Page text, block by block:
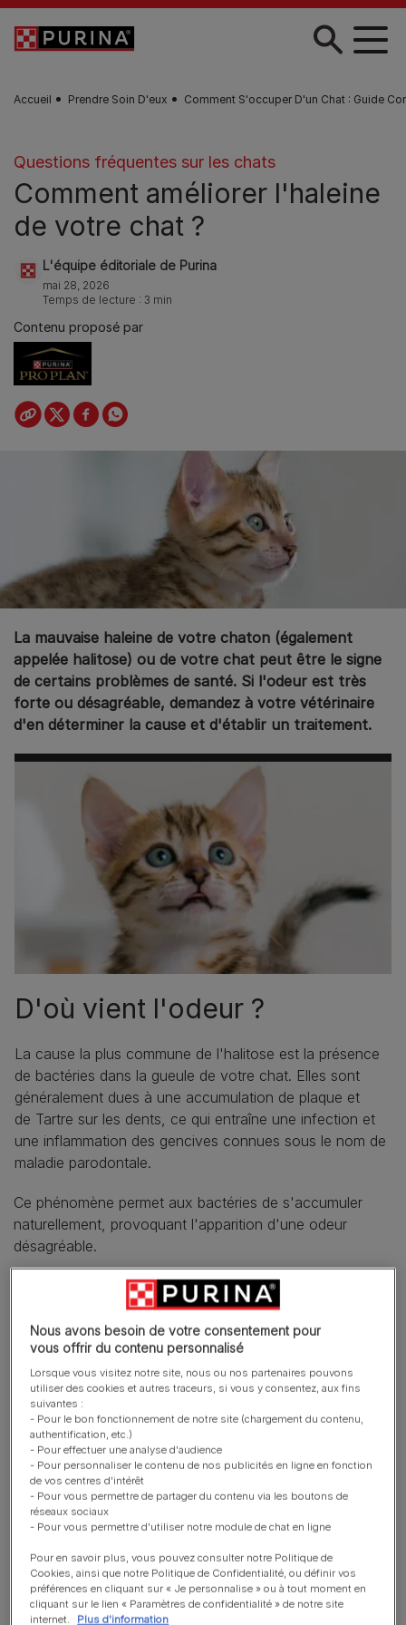
Skip to main content
Accueil Prendre Soin D'eux Comment S'occuper D'un Chat : Guide
Questions fréquentes sur les chats
Comment améliorer l'haleine
de votre chat ?
L'équipe éditoriale de Purina
mai 28, 2026
Temps de lecture : 3 min
Contenu proposé par
La mauvaise haleine de votre chaton (également
appelée halitose) ou de votre chat peut être le signe
de certains problèmes de santé. Si l'odeur est très
forte ou désagréable, demandez à votre vétérinaire
d'en déterminer la cause et d'établir un traitement.
D'où vient l'odeur ?
La cause la plus commune de l'halitose est la présence
de bactéries dans la gueule de votre chat. Elles sont
généralement dues à une accumulation de plaque et
de Tartre sur les dents, ce qui entraîne une infection et
une inflammation des gencives connues sous le nom de
maladie parodontale.
Ce phénomène permet aux bactéries de s'accumuler
naturellement, provoquant l'apparition d'une odeur
désagréable.
Tous les chats peuvent souffrir de cette maladie mais
certains chats de race semblent avoir une prédisposition
particulière. Les races brachycéphales (caractérisées par
un museau court et une tête large) telles que les
Persans, les British et les Exotic Shorthairs ont de petites
mâchoires où les dents n’ont pas la place de se
développer correctement et sont mal alignées. Ces
caractéristiques entraînent une prédisposition à la
maladie parodontale et à l'halitose.
Une mauvaise haleine persistante peut également
indiquer d'autres problèmes médicaux sous-jacents tels
ou gastro-intestinaux et des problèmes hépatiques. En
cas d'inquiétude, demandez conseil auprès de votre
vétérinaire.
Nous avons besoin de votre consentement pour
vous offrir du contenu personnalisé
Lorsque vous visitez notre site, nous ou nos partenaires pouvons
utiliser des cookies et autres traceurs, si vous y consentez, aux fins
suivantes :
- Pour le bon fonctionnement de notre site (chargement du contenu,
authentification, etc.)
- Pour effectuer une analyse d'audience
- Pour personnaliser le contenu de nos publicités en ligne en fonction
de vos centres d'intérêt
- Pour vous permettre de partager du contenu via les boutons de
réseaux sociaux
- Pour vous permettre d'utiliser notre module de chat en ligne
Pour en savoir plus, vous pouvez consulter notre Politique de
Cookies, ainsi que notre Politique de Confidentialité, ou définir vos
préférences en cliquant sur « Je personnalise » ou à tout moment en
cliquant sur le lien « Paramètres de confidentialité » de notre site
internet.
Plus d'information